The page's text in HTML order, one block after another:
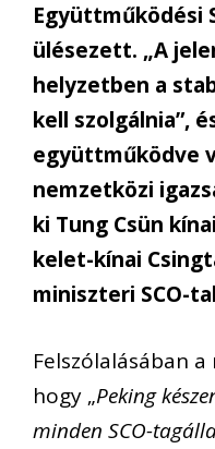
Együttműködési
ülésezett. „A
helyzetben a
kell szolgálnia”,
együttműködve
nemzetközi
ki Tung Csün
kelet-kínai
miniszteri SCO-
Felszólalásában
hogy „Peking
minden SCO-